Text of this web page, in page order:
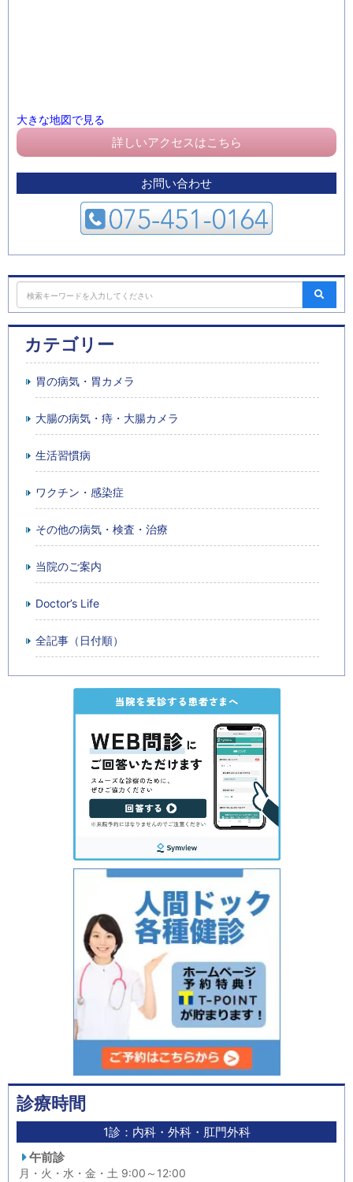
大きな地図で見る
詳しいアクセスはこちら
お問い合わせ
カテゴリー
胃の病気・胃カメラ
大腸の病気・痔・大腸カメラ
生活習慣病
ワクチン・感染症
その他の病気・検査・治療
当院のご案内
Doctor’s Life
全記事（日付順）
診療時間
1診：内科・外科・肛門外科
午前診
月・火・水・金・土 9:00～12:00